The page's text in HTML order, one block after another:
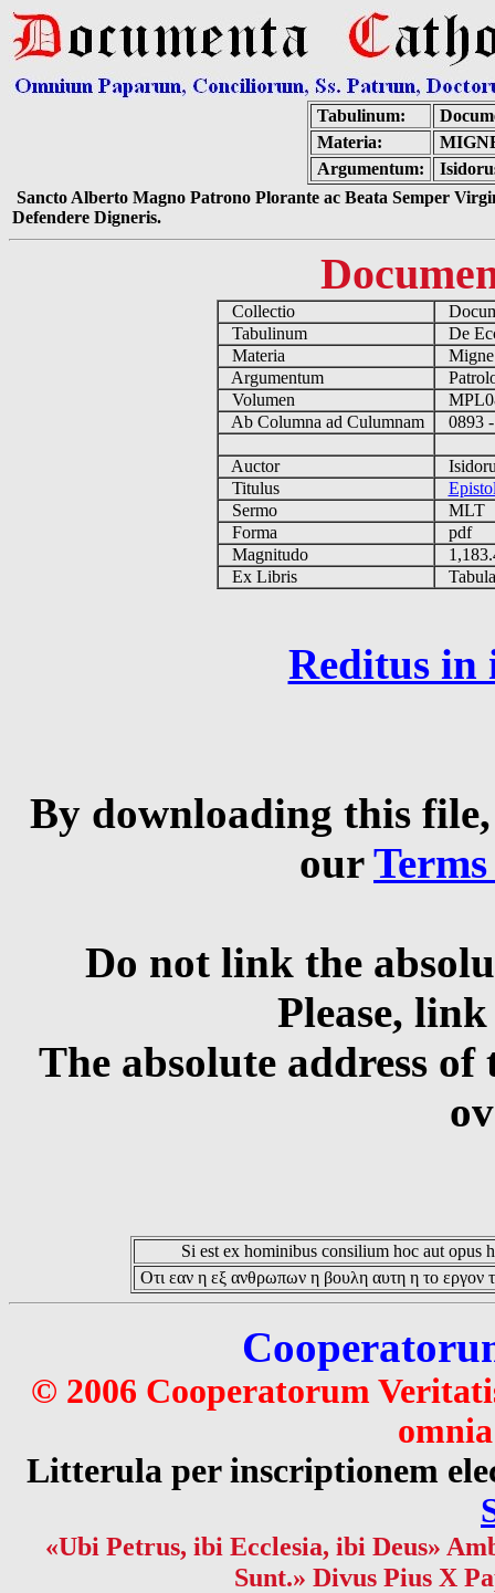
Tabulinum:
Materia:
Argumentum:
Sancto Alberto Magno Patrono Plorante ac Beata Semper
Defendere Digneris.
Collectio
Tabulinum
De
Materia
Argumentum
Volumen
Ab Columna ad Culumnam
0893
Auctor
Titulus
Sermo
MLT
Forma
pdf
Magnitudo
Ex Libris
Reditus in
By downloading this
our
Do not link the
Please,
The absolute address
Si est ex hominibus consilium hoc aut opus
Οτι εαν η εξ ανθρωπων η βουλη αυτη η το εργον
© 2006 Cooperatorum
Litterula per inscriptionem
«Ubi Petrus, ibi Ecclesia, ibi Deus»
Sunt.» Divus Pius X